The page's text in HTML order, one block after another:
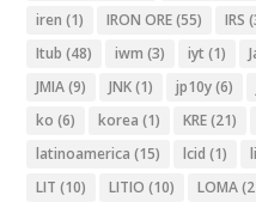
iren (1) IRON ORE(55) IRS
Itub (48) iwm (3) iyt (1)
JMIA(9) JNK(1) jp10y(6)
ko (6) korea (1) KRE(21)
latinoamerica (15) lcid (1)
LIT (10) LITIO (10) LOMA